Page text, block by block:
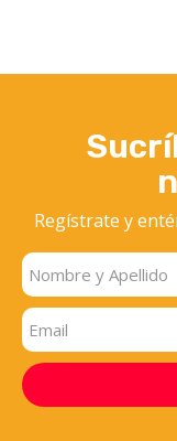
Regístrate y